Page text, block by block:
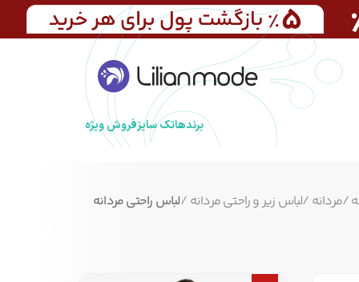
برندهاتک سایزفروش ویژه
/مردانه /لباس زیر و راحتی مردانه /لباس راحتی مردانه